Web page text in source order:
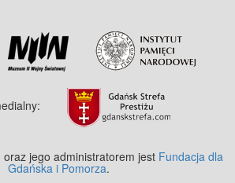
oraz jego administratorem jest Fundacja dla
Gdańska i Pomorza.